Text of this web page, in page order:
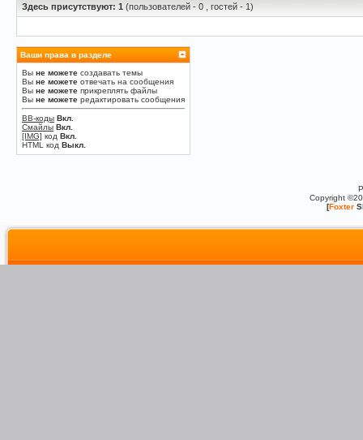
Здесь присутствуют: 1 (пользователей - 0 , гостей - 1)
Ваши права в разделе
Вы не можете создавать темы
Вы не можете отвечать на сообщения
Вы не можете прикреплять файлы
Вы не можете редактировать сообщения
BB-коды Вкл.
Смайлы Вкл.
[IMG] код Вкл.
HTML код Выкл.
Copyright
[Foxter